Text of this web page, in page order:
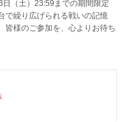
（土）23:59までの期間限定
で繰り広げられる戦いの記憶
皆様のご参加を、心よりお待ち